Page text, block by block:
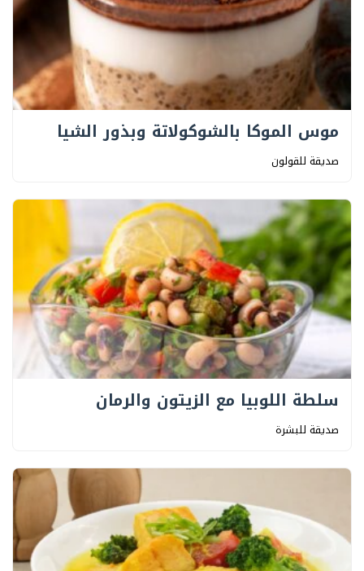
موس الموكا بالشوكولاتة وبذور الشيا
صديقة للقولون
سلطة اللوبيا مع الزيتون والرمان
صديقة للبشرة